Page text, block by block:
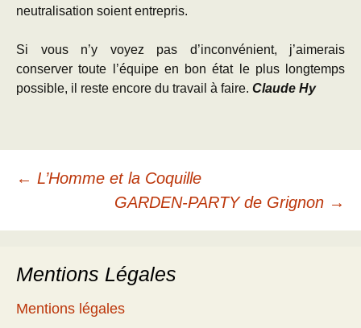
neutralisation soient entrepris.
Si vous n’y voyez pas d’inconvénient, j’aimerais
conserver toute l’équipe en bon état le plus longtemps
possible, il reste encore du travail à faire. Claude Hy
Navigation
des
articles
← L’Homme et la Coquille
GARDEN-PARTY de Grignon →
Mentions Légales
Mentions légales